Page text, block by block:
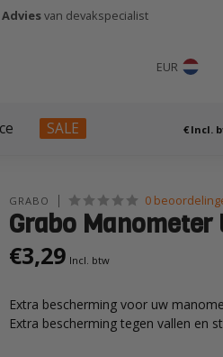
Adviesvan devakspecialist
EUR
SALE € Incl.
GRABO 0
Grabo
€3,29 Incl. btw
Extra bescherming voor uw
Extra bescherming tegen vallen en